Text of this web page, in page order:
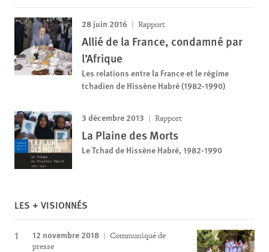
28 juin 2016 Rapport
Allié de la France, condamné par
l’Afrique
Les relations entre la France et le régime
tchadien de Hissène Habré (1982-1990)
3 décembre 2013 Rapport
La Plaine des Morts
Le Tchad de Hissène Habré, 1982-1990
LES + VISIONNÉS
12 novembre 2018
Communiqué de
presse